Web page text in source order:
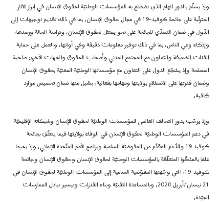
وإذ يسلّم بالدور الهام الذي تضطلع به المؤسسات الوطنيّة لحقوق الإنسان في إبراز الآثار
المترتّبة على جائحة كوفيد-19 في مجال حقوق الإنسان، بما في ذلك تقديم توجيهات إلى
الدّول في ضمان التصدّي للجائحة على نحو يمتثل لحقوق الإنسان، ودراسة الحالة ورصدها،
وإذكاء وعي الناس، بما في ذلك توفير معلومات دقيقة وفي أوانها، والعمل على حماية
الفئات الضعيفة والتعاون مع المجتمع المدني وأصحاب الحقوق والجهات الأخرى صاحبة
المصلحة وإذ يشجّع الدول على التعاون مع مؤسساتها الوطنيّة المعنيّة بحقوق الإنسان
وضمان قدرتها على الاضطلاع بولايتها ومهامها بفعالية، بسُبل منها ضمان تخصيص موارد
كافية،
وإذ يرحّب بدور التحالف العالمي للمؤسسات الوطنيّة لحقوق الإنسان وشبكاته الإقليميّة
في دعم المؤسسات الوطنيّة لحقوق الإنسان في الوفاء بولايتها فيما يتعلّق بجائحة
كوفيد 19 والدّعم المقدّم من المفوضيّة السامية وبرنامج الأمم المتّحدة الإنمائي، وإذ يحيط
علمًا بالمذكّرة المتعلّقة بالمؤسسات الوطنيّة لحقوق الإنسان وحقوق الإنسان وجائحة
كوفيد-19، التي وجّهتها المفوّضية السامية إلى المؤسسات الوطنيّة لحقوق الإنسان في
21 نيسان/أبريل 2020، وبالمساعدة التقنيّة وبناء القدرات وتيسير تبادل الممارسات
الجيّدة،